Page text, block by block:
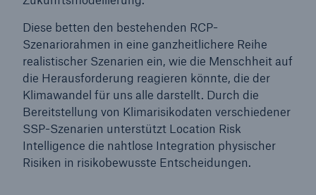
Diese betten den bestehenden RCP-
Szenariorahmen in eine ganzheitlichere Reihe
realistischer Szenarien ein, wie die Menschheit auf
die Herausforderung reagieren könnte, die der
Klimawandel für uns alle darstellt. Durch die
Bereitstellung von Klimarisikodaten verschiedener
SSP-Szenarien unterstützt Location Risk
Intelligence die nahtlose Integration physischer
Risiken in risikobewusste Entscheidungen.